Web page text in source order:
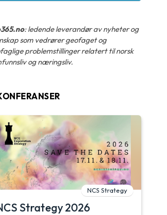
: ledende leverandør av nyheter og
som vedrører geofaget og
problemstillinger relatert til norsk
og næringsliv.
NCS Strategy
Strategy 2026